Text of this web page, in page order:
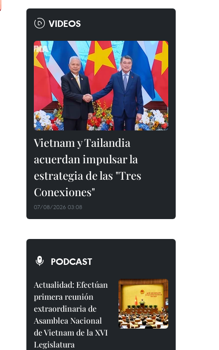
VIDEOS
Vietnam y Tailandia
acuerdan impulsar la
estrategia de las "Tres
Conexiones"
07/08/2026 03:08
PODCAST
Actualidad: Efectúan
primera reunión
extraordinaria de
Asamblea Nacional
de Vietnam de la XVI
Legislatura